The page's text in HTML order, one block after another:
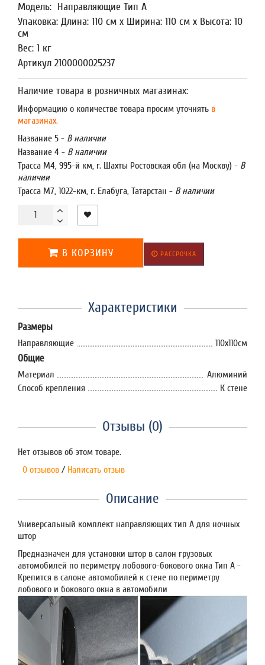
Модель: Направляющие Тип A
Упаковка: Длина: 110 см x Ширина: 110 см x Высота: 10
см
Вес: 1 кг
Артикул 2100000025237
Наличие товара в розничных магазинах:
Информацию о количестве товара просим уточнять в
магазинах.
Название 5 - В наличии
Название 4 - В наличии
Трасса М4, 995-й км, г. Шахты Ростовская обл (на Москву) - В
наличии
Трасса М7, 1022-км, г. Елабуга, Татарстан - В наличии
В КОРЗИНУ РАССРОЧКА
Характеристики
Размеры
Направляющие 110х110см
Общие
Материал
Алюминий
Способ крепления
К стене
Отзывы (0)
Нет отзывов об этом товаре.
0 отзывов / Написать отзыв
Описание
Универсальный комплект направляющих тип А для ночных
штор
Предназначен для установки штор в салон грузовых
автомобилей по периметру лобового-бокового окна Тип А -
Крепится в салоне автомобилей к стене по периметру
лобового и бокового окна в автомобили